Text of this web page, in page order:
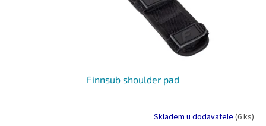
Finnsub shoulder pad
Skladem u dodavatele (6 ks)